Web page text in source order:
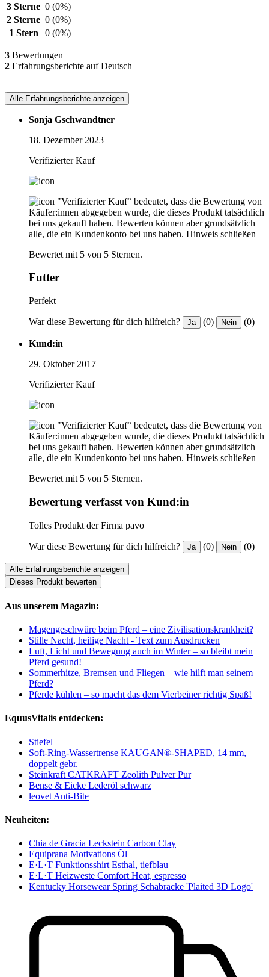
3 Sterne 0 (0%)
2 Sterne 0 (0%)
1 Stern
0 (0%)
3 Bewertungen
2 Erfahrungsberichte auf Deutsch
Alle Erfahrungsberichte anzeigen
Sonja Gschwandtner
18. Dezember 2023
Verifizierter Kauf
"Verifizierter Kauf“ bedeutet, dass die Bewertung von
Käufer:innen abgegeben wurde, die dieses Produkt tatsächlich
bei uns gekauft haben. Bewerten können aber grundsätzlich
alle, die ein Kundenkonto bei uns haben. Hinweis schließen
Bewertet mit 5 von 5 Sternen.
Futter
Perfekt
War diese Bewertung für dich hilfreich? Ja (0) Nein (0)
Kund:in
29. Oktober 2017
Verifizierter Kauf
"Verifizierter Kauf“ bedeutet, dass die Bewertung von
Käufer:innen abgegeben wurde, die dieses Produkt tatsächlich
bei uns gekauft haben. Bewerten können aber grundsätzlich
alle, die ein Kundenkonto bei uns haben. Hinweis schließen
Bewertet mit 5 von 5 Sternen.
Bewertung verfasst von Kund:in
Tolles Produkt der Firma pavo
War diese Bewertung für dich hilfreich? Ja (0) Nein (0)
Alle Erfahrungsberichte anzeigen
Dieses Produkt bewerten
Aus unserem Magazin:
Magengeschwüre beim Pferd – eine Zivilisationskrankheit?
Stille Nacht, heilige Nacht - Text zum Ausdrucken
Luft, Licht und Bewegung auch im Winter – so bleibt mein
Pferd gesund!
Sommerhitze, Bremsen und Fliegen – wie hilft man seinem
Pferd?
Pferde kühlen – so macht das dem Vierbeiner richtig Spaß!
EquusVitalis entdecken:
Stiefel
Soft-Ring-Wassertrense KAUGAN®-SHAPED, 14 mm,
doppelt gebr.
Steinkraft CATKRAFT Zeolith Pulver Pur
Bense & Eicke Lederöl schwarz
leovet Anti-Bite
Neuheiten:
Chia de Gracia Leckstein Carbon Clay
Equiprana Motivations Öl
E·L·T Funktionsshirt Esthal, tiefblau
E·L·T Heizweste Comfort Heat, espresso
Kentucky Horsewear Spring Schabracke 'Plaited 3D Logo'